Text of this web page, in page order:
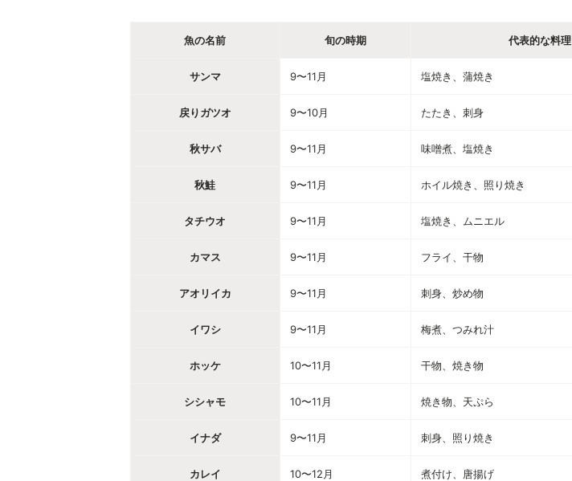
魚の名前 旬の時期 代表的な料理
サンマ 9〜11月 塩焼き、蒲焼き
戻りガツオ 9〜10月 たたき、刺身
秋サバ 9〜11月 味噌煮、塩焼き
秋鮭 9〜11月 ホイル焼き、照り焼き
タチウオ 9〜11月 塩焼き、ムニエル
カマス 9〜11月 フライ、干物
アオリイカ 9〜11月 刺身、炒め物
イワシ 9〜11月 梅煮、つみれ汁
ホッケ 10〜11月 干物、焼き物
シシャモ 10〜11月 焼き物、天ぷら
イナダ 9〜11月 刺身、照り焼き
カレイ 10〜12月 煮付け、唐揚げ